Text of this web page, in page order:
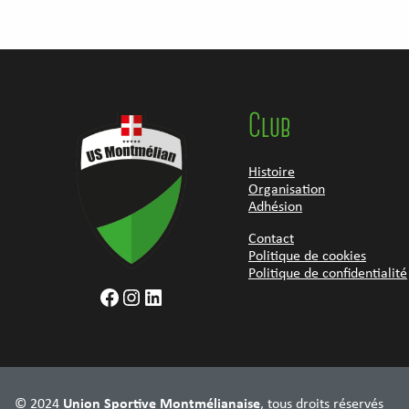
Facebook Instagram LinkedIn
Club
Histoire
Organisation
Adhésion
Contact
Politique de cookies
Politique de confidentialité
© 2024 Union Sportive Montmélianaise, tous droits réservés